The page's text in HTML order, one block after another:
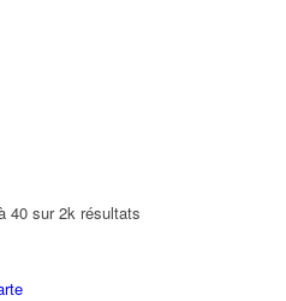
40 sur 2k résultats